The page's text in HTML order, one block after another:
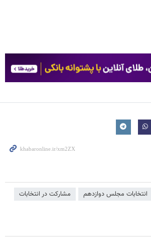
انتخابات مجلس دوازدهم مشارکت در انتخابات